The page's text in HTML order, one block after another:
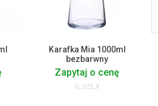
Karafka Mia 1000ml
bezbarwny
Zapytaj o cenę
G_522_X